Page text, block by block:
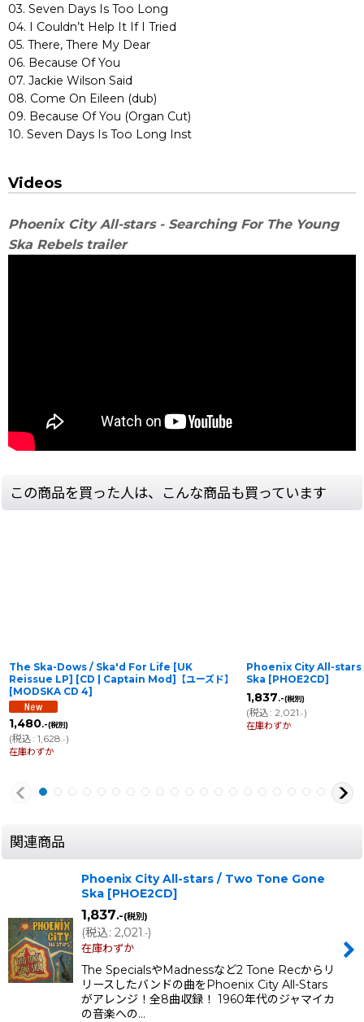
03. Seven Days Is Too Long
04. I Couldn’t Help It If I Tried
05. There, There My Dear
06. Because Of You
07. Jackie Wilson Said
08. Come On Eileen (dub)
09. Because Of You (Organ Cut)
10. Seven Days Is Too Long Inst
Videos
Phoenix City All-stars - Searching For The Young
Ska Rebels trailer
この商品を買った人は、こんな商品も買っています
The Ska-Dows / Ska'd For Life [UK
Reissue LP] [CD | Captain Mod]【ユーズド】
[MODSKA CD 4]
1,480.-(税別)
(税込: 1,628 .-)
在庫わずか
Phoenix City All-
Ska [PHOE2CD]
1,837.-(税別)
(税込: 2,021 .-)
在庫わずか
関連商品
Phoenix City All-stars / Two Tone Gone
Ska [PHOE2CD]
1,837.-(税別)
(税込: 2,021.-)
在庫わずか
The SpecialsやMadnessなど2 Tone Recからリ
リースしたバンドの曲をPhoenix City All-Stars
がアレンジ！全8曲収録！ 1960年代のジャマイカ
の音楽への…